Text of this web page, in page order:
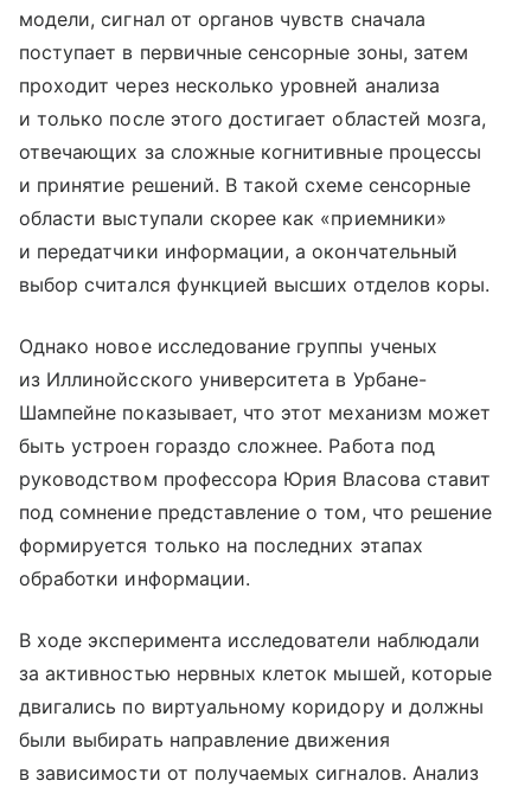
модели, сигнал от органов чувств сначала
поступает в первичные сенсорные зоны, затем
проходит через несколько уровней анализа
и только после этого достигает областей мозга,
отвечающих за сложные когнитивные процессы
и принятие решений. В такой схеме сенсорные
области выступали скорее как «приемники»
и передатчики информации, а окончательный
выбор считался функцией высших отделов коры.
Однако новое исследование группы ученых
из Иллинойсского университета в Урбане-
Шампейне показывает, что этот механизм может
быть устроен гораздо сложнее. Работа под
руководством профессора Юрия Власова ставит
под сомнение представление о том, что решение
формируется только на последних этапах
обработки информации.
В ходе эксперимента исследователи наблюдали
за активностью нервных клеток мышей, которые
двигались по виртуальному коридору и должны
были выбирать направление движения
в зависимости от получаемых сигналов. Анализ